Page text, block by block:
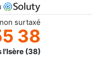
surtaxé
38
l'Isère (38)